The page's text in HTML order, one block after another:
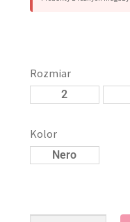
Rozmiar
2
Kolor
Nero